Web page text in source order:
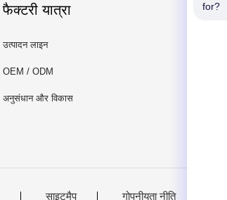
फैक्टरी यात्रा
उत्पादन लाइन
OEM / ODM
अनुसंधान और विकास
हमें
साइटमैप गोपनीयता नीति
for?